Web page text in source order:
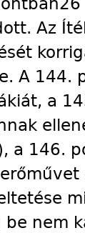
Az
A 144.
a
a 146.
be nem